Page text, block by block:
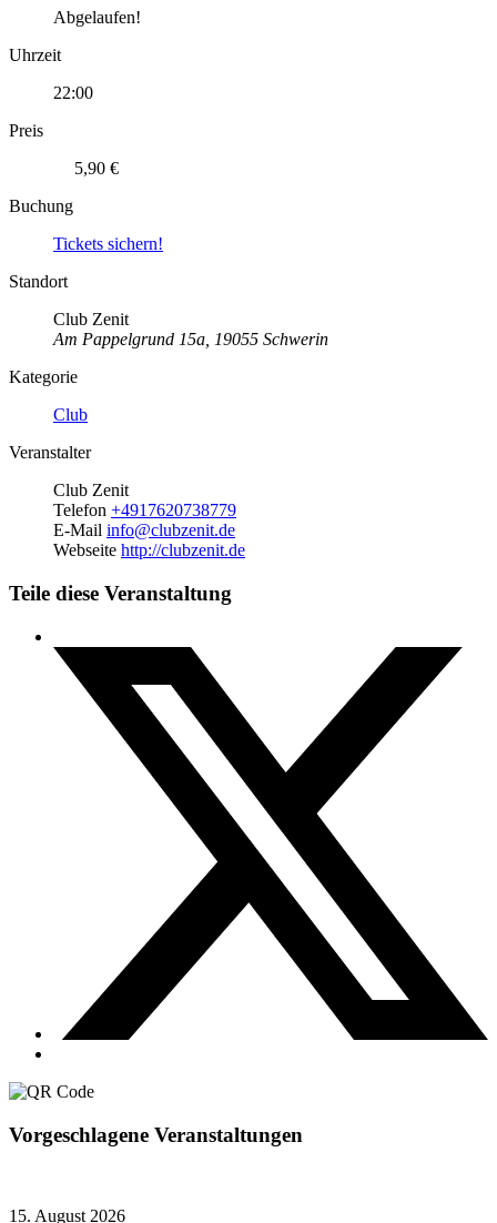
Abgelaufen!
Uhrzeit
22:00
Preis
5,90 €
Buchung
Tickets sichern!
Standort
Club Zenit
Am Pappelgrund 15a, 19055 Schwerin
Kategorie
Club
Veranstalter
Club Zenit
Telefon +4917620738779
E-Mail info@clubzenit.de
Webseite http://clubzenit.de
Teile diese Veranstaltung
Vorgeschlagene Veranstaltungen
15. August 2026